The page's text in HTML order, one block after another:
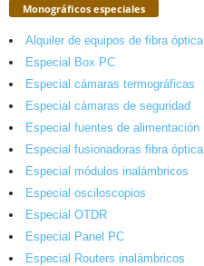
Monográficos especiales
Alquiler de equipos de fibra óptica
Especial Box PC
Especial cámaras termográficas
Especial cámaras de seguridad
Especial fuentes de alimentación
Especial fusionadoras fibra óptica
Especial módulos inalámbricos
Especial osciloscopios
Especial OTDR
Especial Panel PC
Especial Routers inalámbricos